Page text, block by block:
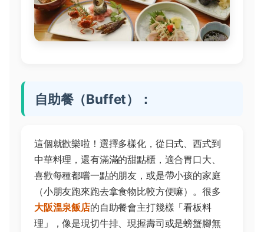
自助餐（Buffet）：
這個就歡樂啦！選擇多樣化，從日式、西式到
中華料理，還有滿滿的甜點櫃，適合胃口大、
喜歡每種都嚐一點的朋友，或是帶小孩的家庭
（小朋友跑來跑去拿食物比較方便嘛）。很多
大阪溫泉飯店的自助餐會主打幾樣「看板料
理」，像是現切牛排、現握壽司或是螃蟹腳無